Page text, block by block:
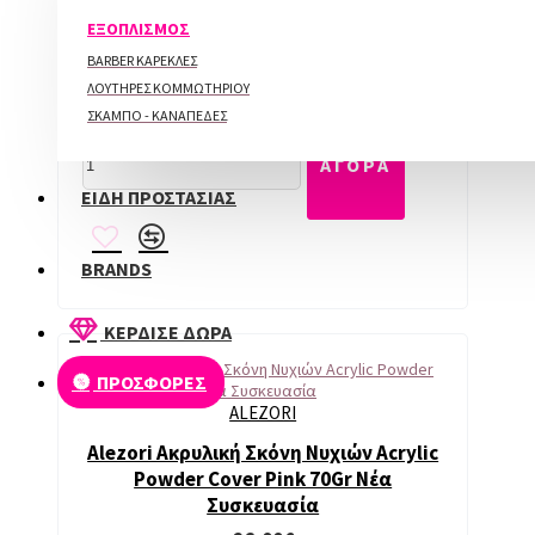
ΕΞΟΠΛΙΣΜΟΣ
BARBER ΚΑΡΕΚΛΕΣ
ΛΟΥΤΗΡΕΣ ΚΟΜΜΩΤΗΡΙΟΥ
ΣΚΑΜΠΟ - ΚΑΝΑΠΕΔΕΣ
ΕΙΔΗ ΠΡΟΣΤΑΣΙΑΣ
BRANDS
ΚΕΡΔΙΣΕ ΔΩΡΑ
ΠΡΟΣΦΟΡΕΣ
Alezori Ακρυλική Σκόνη Νυχιών Acrylic
Powder Cover Salmon 20Gr Nέα
Συσκευασία
ΑΓΟΡΑ
ALEZORI
Alezori Ακρυλική Σκόνη Νυχιών Acrylic
Powder Cover Pink 70Gr Νέα
Συσκευασία